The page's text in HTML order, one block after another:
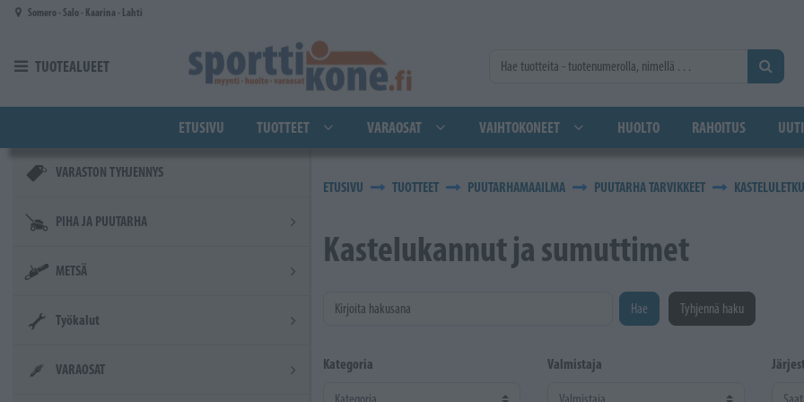
Siirry pääsisältöön
Somero - Salo - Kaarina - Lahti
TUOTEALUEET
ETUSIVU TUOTTEET VARAOSAT VAIHTOKONEET HUOLTO RAHOITUS
VARASTON TYHJENNYS
PIHA JA PUUTARHA
METSÄ
Työkalut
VARAOSAT
ETUSIVU TUOTTEET PUUTARHAMAAILMA PUUTARHA TARVIKKEET
Kastelukannut ja sumuttimet
Kirjoita hakusana Hae Tyhjennä haku
Kategoria Valmistaja